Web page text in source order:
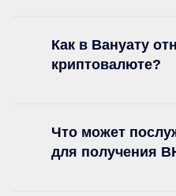
Как в Вануату
криптовалюте?
Что может
для получения